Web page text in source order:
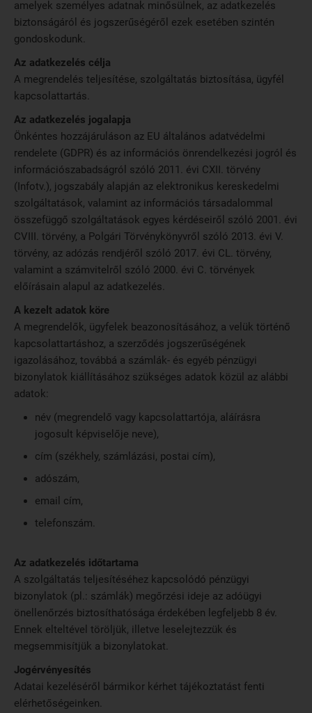
amelyek személyes adatnak minősülnek, az adatkezelés
biztonságáról és jogszerűségéről ezek esetében szintén
gondoskodunk.
Az adatkezelés célja
A megrendelés teljesítése, szolgáltatás biztosítása, ügyfél
kapcsolattartás.
Az adatkezelés jogalapja
Önkéntes hozzájáruláson az EU általános adatvédelmi
rendelete (GDPR) és az információs önrendelkezési jogról és
információszabadságról szóló 2011. évi CXII. törvény
(Infotv.), jogszabály alapján az elektronikus kereskedelmi
szolgáltatások, valamint az információs társadalommal
összefüggő szolgáltatások egyes kérdéseiről szóló 2001. évi
CVIII. törvény, a Polgári Törvénykönyvről szóló 2013. évi V.
törvény, az adózás rendjéről szóló 2017. évi CL. törvény,
valamint a számvitelről szóló 2000. évi C. törvények
előírásain alapul az adatkezelés.
A kezelt adatok köre
A megrendelők, ügyfelek beazonosításához, a velük történő
kapcsolattartáshoz, a szerződés jogszerűségének
igazolásához, továbbá a számlák- és egyéb pénzügyi
bizonylatok kiállításához szükséges adatok közül az alábbi
adatok:
név (megrendelő vagy kapcsolattartója, aláírásra
jogosult képviselője neve),
cím (székhely, számlázási, postai cím),
adószám,
email cím,
telefonszám.
Az adatkezelés időtartama
A szolgáltatás teljesítéséhez kapcsolódó pénzügyi
bizonylatok (pl.: számlák) megőrzési ideje az adóügyi
önellenőrzés biztosíthatósága érdekében legfeljebb 8 év.
Ennek elteltével töröljük, illetve leselejtezzük és
megsemmisítjük a bizonylatokat.
Jogérvényesítés
Adatai kezeléséről bármikor kérhet tájékoztatást fenti
elérhetőségeinken.